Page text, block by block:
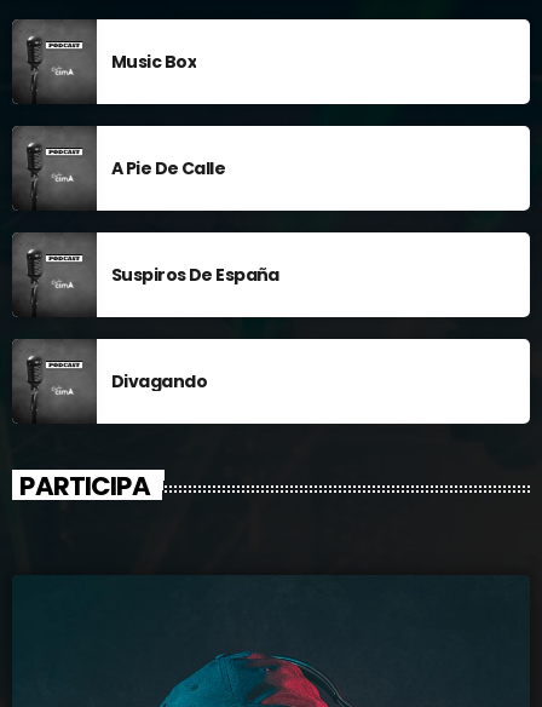
Music Box
A Pie De Calle
Suspiros De España
Divagando
PARTICIPA